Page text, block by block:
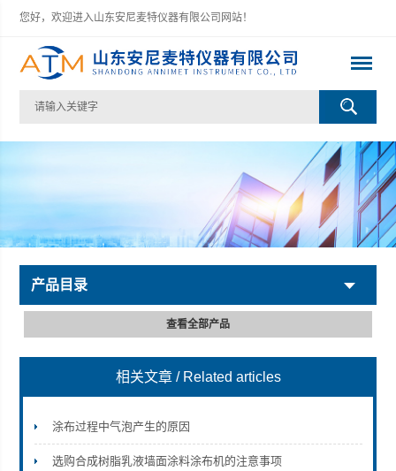
您好，欢迎进入山东安尼麦特仪器有限公司网站！
产品目录
查看全部产品
相关文章 / Related articles
涂布过程中气泡产生的原因
选购合成树脂乳液墙面涂料涂布机的注意事项